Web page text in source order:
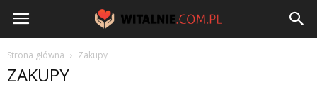
Witalnie.com.pl
Strona główna Zakupy
ZAKUPY